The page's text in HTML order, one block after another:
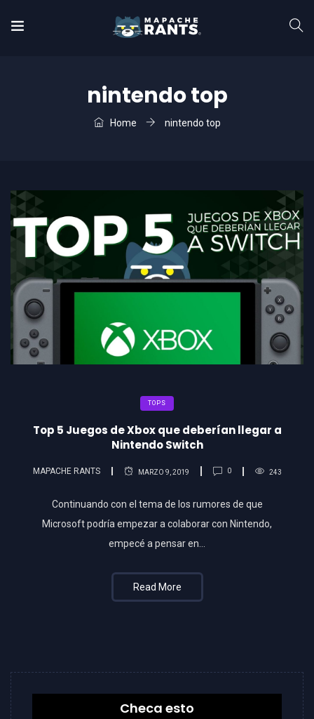
nintendo top
Home nintendo top
TOPS
Top 5 Juegos de Xbox que deberían llegar a
Nintendo Switch
MAPACHE RANTS MARZO 9, 2019 0 243
Continuando con el tema de los rumores de que
Microsoft podría empezar a colaborar con Nintendo,
empecé a pensar en…
Read More
Checa esto